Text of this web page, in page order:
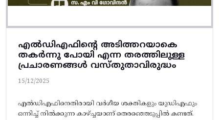
എല്‍ഡിഎഫിന്‍റെ അടിത്തറയാകെ
തകര്‍ന്നു പോയി എന്ന തരത്തിലുള്ള
പ്രചാരണങ്ങള്‍ വസ്തുതാവിരുദ്ധം
15/12/2025
എൽഡിഎഫിനെതിരായി വർ​ഗീയ ശക്തികളും യുഡിഎഫും
ഒന്നിച്ച് നിൽക്കുന്ന കാഴ്ച്ചയാണ് തെരഞ്ഞെടുപ്പിൽ കണ്ടത്.